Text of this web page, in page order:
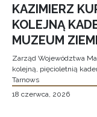
KAZIMIERZ
KOLEJNĄ
MUZEUM
Zarząd Województwa
kolejną, pięcioletnią
Tarnows
18 czerwca, 2026